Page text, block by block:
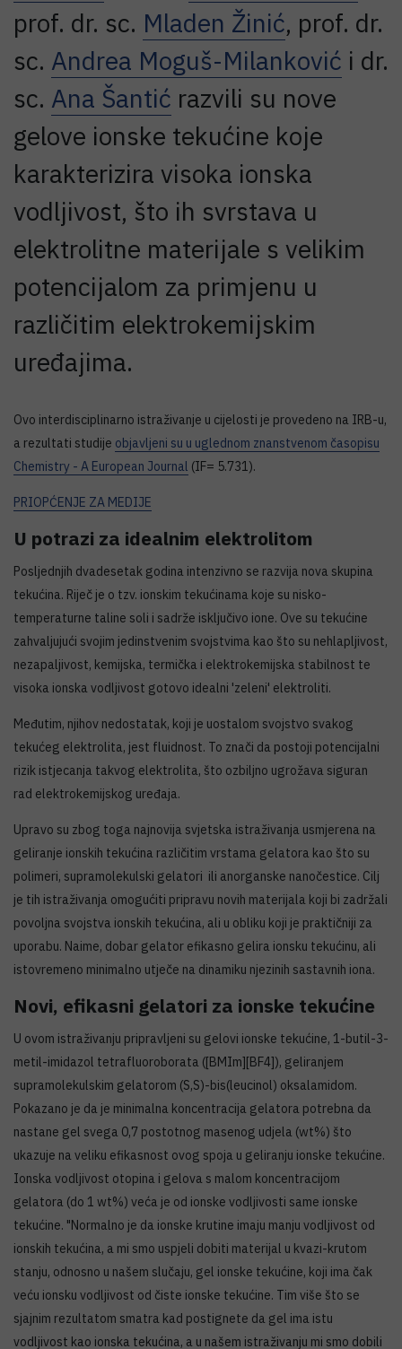
prof. dr. sc. Mladen Žinić, prof. dr.
sc. Andrea Moguš-Milanković i dr.
sc. Ana Šantić razvili su nove
gelove ionske tekućine koje
karakterizira visoka ionska
vodljivost, što ih svrstava u
elektrolitne materijale s velikim
potencijalom za primjenu u
različitim elektrokemijskim
uređajima.
Ovo interdisciplinarno istraživanje u cijelosti je provedeno na IRB-u,
a rezultati studije objavljeni su u uglednom znanstvenom časopisu
Chemistry - A European Journal (IF= 5.731).
PRIOPĆENJE ZA MEDIJE
U potrazi za idealnim elektrolitom
Posljednjih dvadesetak godina intenzivno se razvija nova skupina
tekućina. Riječ je o tzv. ionskim tekućinama koje su nisko-
temperaturne taline soli i sadrže isključivo ione. Ove su tekućine
zahvaljujući svojim jedinstvenim svojstvima kao što su nehlapljivost,
nezapaljivost, kemijska, termička i elektrokemijska stabilnost te
visoka ionska vodljivost gotovo idealni 'zeleni' elektroliti.
Međutim, njihov nedostatak, koji je uostalom svojstvo svakog
tekućeg elektrolita, jest fluidnost. To znači da postoji potencijalni
rizik istjecanja takvog elektrolita, što ozbiljno ugrožava siguran
rad elektrokemijskog uređaja.
Upravo su zbog toga najnovija svjetska istraživanja usmjerena na
geliranje ionskih tekućina različitim vrstama gelatora kao što su
polimeri, supramolekulski gelatori ili anorganske nanočestice. Cilj
je tih istraživanja omogućiti pripravu novih materijala koji bi zadržali
povoljna svojstva ionskih tekućina, ali u obliku koji je praktičniji za
uporabu. Naime, dobar gelator efikasno gelira ionsku tekućinu, ali
istovremeno minimalno utječe na dinamiku njezinih sastavnih iona.
Novi, efikasni gelatori za ionske tekućine
U ovom istraživanju pripravljeni su gelovi ionske tekućine, 1-butil-3-
metil-imidazol tetrafluoroborata ([BMIm][BF4]), geliranjem
supramolekulskim gelatorom (S,S)-bis(leucinol) oksalamidom.
Pokazano je da je minimalna koncentracija gelatora potrebna da
nastane gel svega 0,7 postotnog masenog udjela (wt%) što
ukazuje na veliku efikasnost ovog spoja u geliranju ionske tekućine.
Ionska vodljivost otopina i gelova s malom koncentracijom
gelatora (do 1 wt%) veća je od ionske vodljivosti same ionske
tekućine. "Normalno je da ionske krutine imaju manju vodljivost od
ionskih tekućina, a mi smo uspjeli dobiti materijal u kvazi-krutom
stanju, odnosno u našem slučaju, gel ionske tekućine, koji ima čak
veću ionsku vodljivost od čiste ionske tekućine. Tim više što se
sjajnim rezultatom smatra kad postignete da gel ima istu
vodljivost kao ionska tekućina, a u našem istraživanju mi smo dobili